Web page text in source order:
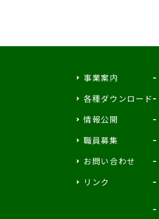
事業案内
各種ダウンロード
情報公開
職員募集
お問い合わせ
リンク